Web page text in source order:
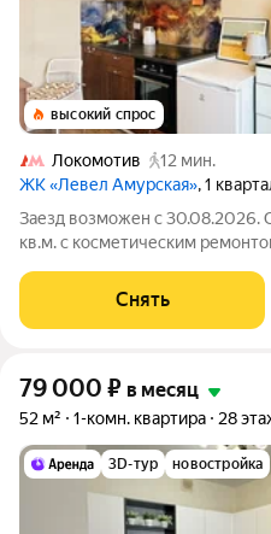
высокий спрос
Локомотив
12 мин.
ЖК «Левел Амурская», 1
Заезд возможен с 30.08.2026.
кв.м. с косметическим
Холодильник Кондиционер Дом - монолитный, окна выходят
во двор, с видом на стадион
Снять
79 000 ₽ в месяц
52 м² 1-комн. квартира 28
3D-тур новостройка